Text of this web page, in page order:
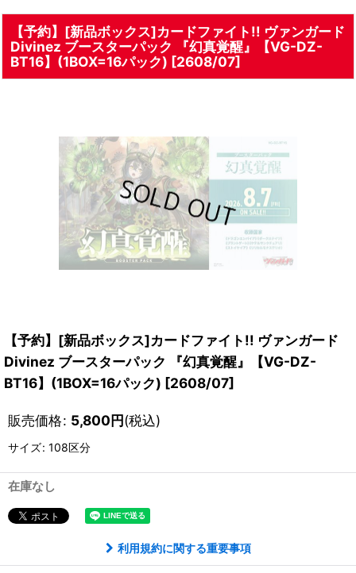
【予約】[新品ボックス]カードファイト!! ヴァンガード
Divinez ブースターパック 『幻真覚醒』【VG-DZ-
BT16】(1BOX=16パック) [2608/07]
【予約】[新品ボックス]カードファイト!! ヴァンガード
Divinez ブースターパック 『幻真覚醒』【VG-DZ-
BT16】(1BOX=16パック) [2608/07]
販売価格: 5,800円(税込)
サイズ: 108区分
在庫なし
利用規約に関する重要事項